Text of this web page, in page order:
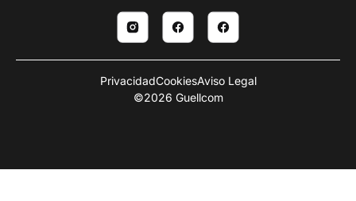
©2026 Guellcom
PrivacidadCookiesAviso Legal